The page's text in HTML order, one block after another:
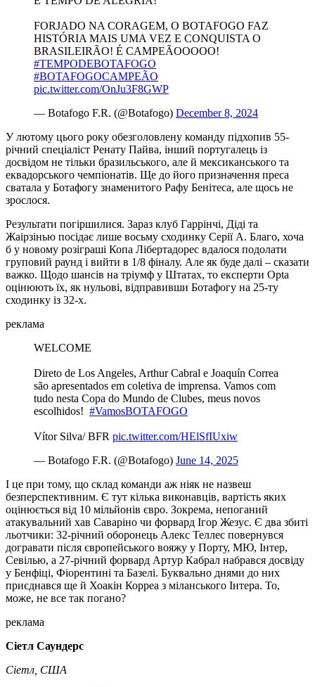
FORJADO NA CORAGEM, O BOTAFOGO FAZ
HISTÓRIA MAIS UMA VEZ E CONQUISTA O
BRASILEIRÃO! É CAMPEÃOOOOO!
#TEMPODEBOTAFOGO
#BOTAFOGOCAMPEÃO
pic.twitter.com/OnJu3F8GWP
— Botafogo F.R. (@Botafogo) December 8, 2024
У лютому цього року обезголовлену команду підхопив 55-
річний спеціаліст Ренату Пайва, інший португалець із
досвідом не тільки бразильського, але й мексиканського та
еквадорського чемпіонатів. Ще до його призначення преса
сватала у Ботафогу знаменитого Рафу Бенітеса, але щось не
зрослося.
Результати погіршилися. Зараз клуб Гаррінчі, Діді та
Жаірзінью посідає лише восьму сходинку Серії А. Благо, хоча
б у новому розіграші Копа Лібертадорес вдалося подолати
груповий раунд і вийти в 1/8 фіналу. Але як буде далі – сказати
важко. Щодо шансів на тріумф у Штатах, то експерти Opta
оцінюють їх, як нульові, відправивши Ботафогу на 25-ту
сходинку із 32-х.
реклама
WELCOME ️
Direto de Los Angeles, Arthur Cabral e Joaquín Correa
são apresentados em coletiva de imprensa. Vamos com
tudo nesta Copa do Mundo de Clubes, meus novos
escolhidos! ️ #VamosBOTAFOGO
Vítor Silva/ BFR pic.twitter.com/HElSfIUxiw
— Botafogo F.R. (@Botafogo) June 14, 2025
І це при тому, що склад команди аж ніяк не назвеш
безперспективним. Є тут кілька виконавців, вартість яких
оцінюється від 10 мільйонів євро. Зокрема, непоганий
атакувальний хав Саваріно чи форвард Ігор Жезус. Є два збиті
льотчики: 32-річний оборонець Алекс Теллес повернувся
догравати після європейського вояжу у Порту, МЮ, Інтер,
Севілью, а 27-річний форвард Артур Кабрал набрався досвіду
у Бенфіці, Фіорентині та Базелі. Буквально днями до них
приєднався ще й Хоакін Корреа з міланського Інтера. То,
може, не все так погано?
реклама
Сіетл Саундерс
Сіетл, США